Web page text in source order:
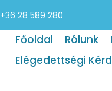
+36 28 589 280
Főoldal Rólunk
Elégedettségi